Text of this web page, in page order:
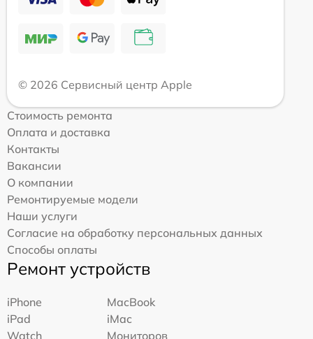
© 2026 Сервисный центр Apple
Стоимость ремонта
Оплата и доставка
Контакты
Вакансии
О компании
Ремонтируемые модели
Наши услуги
Согласие на обработку персональных данных
Способы оплаты
Ремонт устройств
iPhone
MacBook
iPad
iMac
Watch
Мониторов